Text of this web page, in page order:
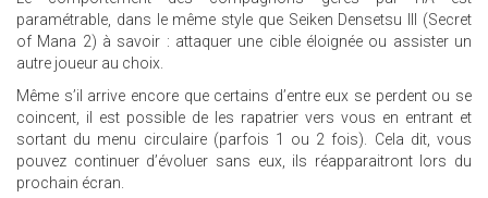
paramétrable, dans le même style que Seiken Densetsu III (Secret
of Mana 2) à savoir : attaquer une cible éloignée ou assister un
autre joueur au choix.
Même s’il arrive encore que certains d’entre eux se perdent ou se
coincent, il est possible de les rapatrier vers vous en entrant et
sortant du menu circulaire (parfois 1 ou 2 fois). Cela dit, vous
pouvez continuer d’évoluer sans eux, ils réapparaitront lors du
prochain écran.